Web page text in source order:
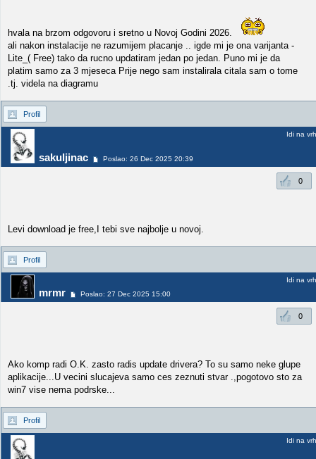
hvala na brzom odgovoru i sretno u Novoj Godini 2026.
ali nakon instalacije ne razumijem placanje .. igde mi je ona varijanta -
Lite_( Free) tako da rucno updatiram jedan po jedan. Puno mi je da
platim samo za 3 mjeseca Prije nego sam instalirala citala sam o tome
.tj. videla na diagramu
Profil
sakuljinac Poslao: 26 Dec 2025 20:39
Idi na vrh
0
Levi download je free,I tebi sve najbolje u novoj.
Profil
mrmr Poslao: 27 Dec 2025 15:00
Idi na vrh
0
Ako komp radi O.K. zasto radis update drivera? To su samo neke glupe
aplikacije...U vecini slucajeva samo ces zeznuti stvar .,pogotovo sto za
win7 vise nema podrske...
Profil
Idi na vrh